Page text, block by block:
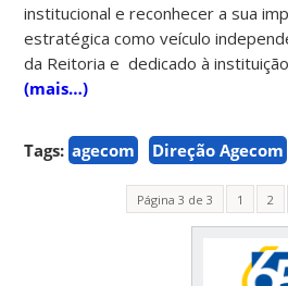
institucional e reconhecer a sua
estratégica como veículo
da Reitoria e dedicado à
(mais…)
Tags: agecom Direção Agecom
Página 3 de 3 1 2